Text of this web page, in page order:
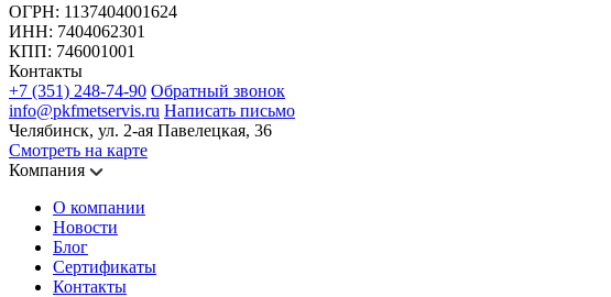
ОГРН: 1137404001624
ИНН: 7404062301
КПП: 746001001
Контакты
+7 (351) 248-74-90 Обратный звонок
info@pkfmetservis.ru Написать письмо
Челябинск, ул. 2-ая Павелецкая, 36
Смотреть на карте
Компания
О компании
Новости
Блог
Сертификаты
Контакты